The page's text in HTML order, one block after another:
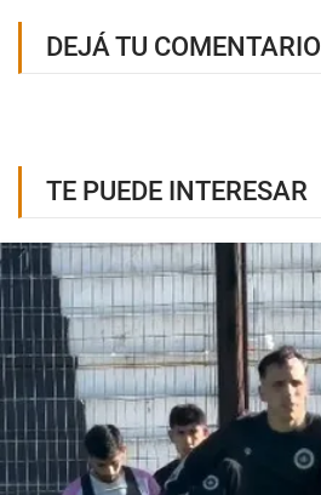
DEJÁ TU COMENTARIO
TE PUEDE INTERESAR